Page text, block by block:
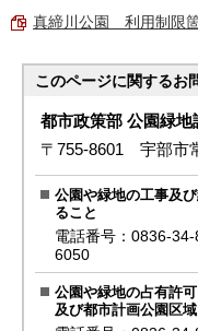
真締川公園 利用制限箇
このページに関するお
都市政策部 公園緑地
〒755-8601 宇部市
公園や緑地の工事及
ること
電話番号：0836-
6050
公園や緑地の占有許
及び都市計画公園区